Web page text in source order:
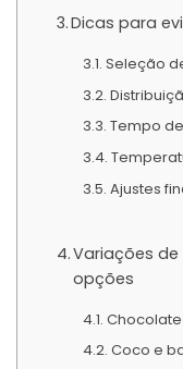
Dicas para
Seleção
Tempo
Ajustes
Variações
opções
Coco e